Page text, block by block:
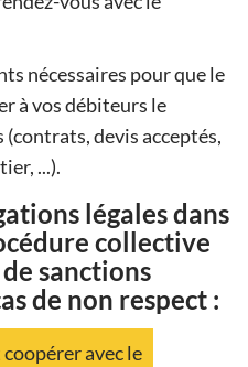
nécessaires pour que le
à vos débiteurs le
(contrats, devis acceptés,
...).
légales dans
collective
sanctions
de non respect :
avec le